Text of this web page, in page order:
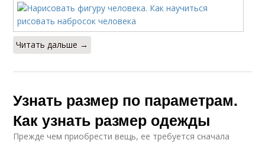
Читать дальше →
Узнать размер по параметрам.
Как узнать размер одежды
Прежде чем приобрести вещь, ее требуется сначала